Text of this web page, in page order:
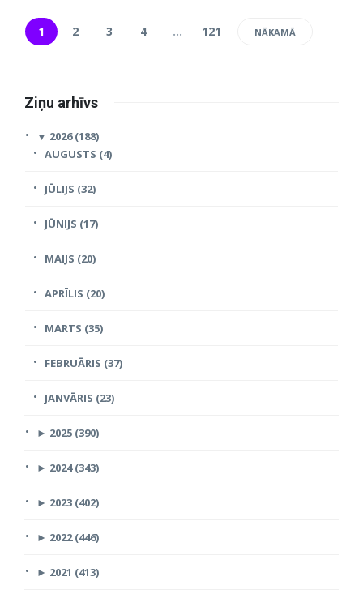
1 2 3 4 … 121 NĀKAMĀ
Ziņu arhīvs
▼ 2026 (188)
AUGUSTS (4)
JŪLIJS (32)
JŪNIJS (17)
MAIJS (20)
APRĪLIS (20)
MARTS (35)
FEBRUĀRIS (37)
JANVĀRIS (23)
► 2025 (390)
► 2024 (343)
► 2023 (402)
► 2022 (446)
► 2021 (413)